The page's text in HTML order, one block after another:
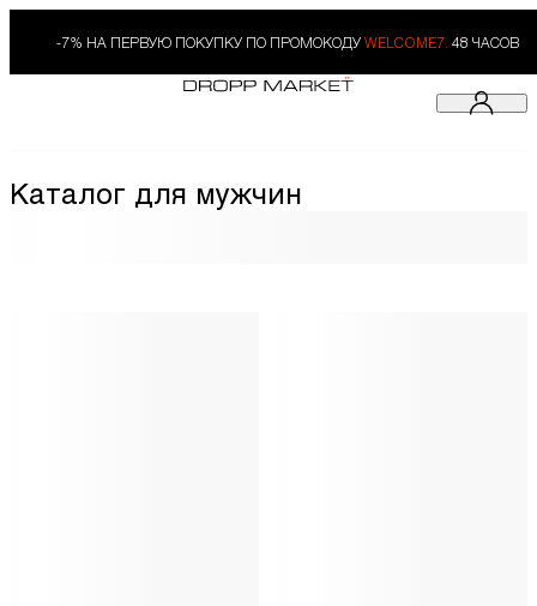
-7% НА ПЕРВУЮ ПОКУПКУ ПО ПРОМОКОДУ WELCOME7. 48 ЧАСОВ
Каталог для мужчин